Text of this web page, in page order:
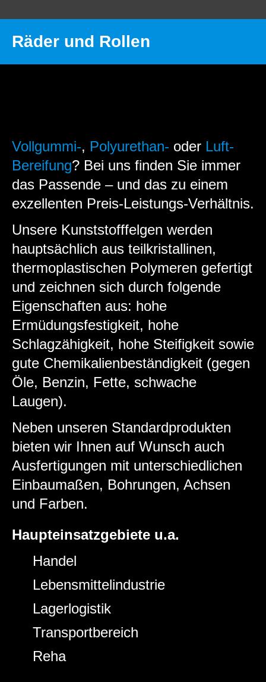
Räder und Rollen
Vollgummi-, Polyurethan- oder Luft-
Bereifung? Bei uns finden Sie immer
das Passende – und das zu einem
exzellenten Preis-Leistungs-Verhältnis.
Unsere Kunststofffelgen werden
hauptsächlich aus teilkristallinen,
thermoplastischen Polymeren gefertigt
und zeichnen sich durch folgende
Eigenschaften aus: hohe
Ermüdungsfestigkeit, hohe
Schlagzähigkeit, hohe Steifigkeit sowie
gute Chemikalienbeständigkeit (gegen
Öle, Benzin, Fette, schwache
Laugen).
Neben unseren Standardprodukten
bieten wir Ihnen auf Wunsch auch
Ausfertigungen mit unterschiedlichen
Einbaumaßen, Bohrungen, Achsen
und Farben.
Haupteinsatzgebiete u.a.
Handel
Lebensmittelindustrie
Lagerlogistik
Transportbereich
Reha